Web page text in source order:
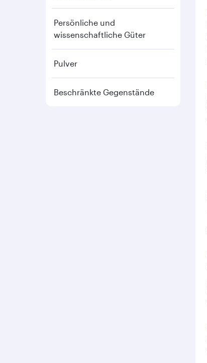
Persönliche und
wissenschaftliche Güter
Pulver
Beschränkte Gegenstände